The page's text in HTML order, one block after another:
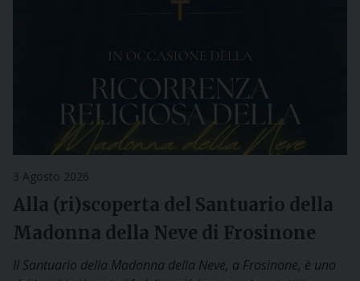
3 Agosto 2026
Alla (ri)scoperta del Santuario della
Madonna della Neve di Frosinone
Il Santuario della Madonna della Neve, a Frosinone, è uno